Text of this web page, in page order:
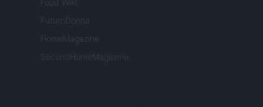
Food Wiki
FuturoDonna
HomeMagazine
SecondHomeMagazine